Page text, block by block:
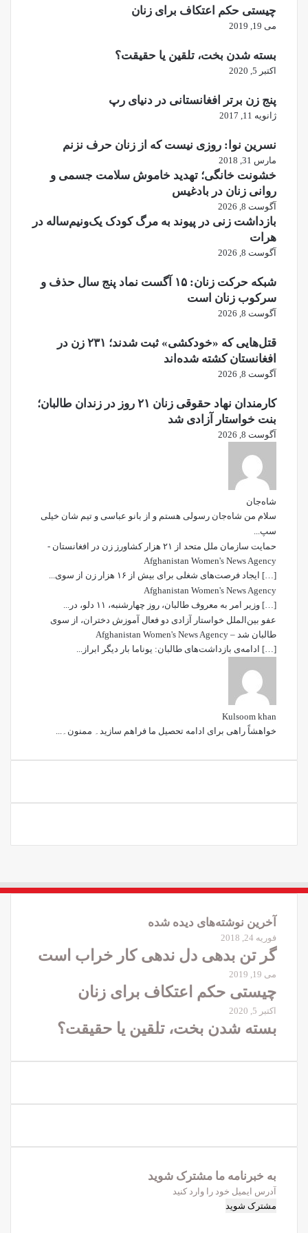
چیستی حکم اعتکاف برای زنان
می 19, 2019
بسته شدن بخت، تلقین یا حقیقت؟
اکتبر 5, 2020
پنج زن برتر افغانستانی در دنیای رپ
ژانویه 11, 2017
نسرین نوا: روزی نیست که از زنان حرف نزنم
مارس 31, 2018
خشونت خانگی؛ تهدید خاموش سلامت جسمی و
روانی زنان در بادغیس
آگوست 8, 2026
بازداشت زنی در پیوند به مرگ کودک یک‌ونیم‌ساله در
هرات
آگوست 8, 2026
شبکه حرکت زنان: ۱۵ آگست نماد پنج سال حذف و
سرکوب زنان است
آگوست 8, 2026
قتل‌هایی که «خودکشی» ثبت شدند؛ ۲۳۱ زن در
افغانستان کشته شده‌اند
آگوست 8, 2026
کارمندان نهاد حقوقی زنان ۲۱ روز در زندان طالبان؛
بنت خواستار آزادی شد
آگوست 8, 2026
شاه‌جان
سلام من شاه‌جان رسولی هستم و از بانو عباسی و تیم شان خیلی
سپ...
حمایت سازمان ملل متحد از ۲۱ هزار کشاورز زن در افغانستان -
Afghanistan Women's News Agency
[…] ایجاد فرصت‌های شغلی برای بیش از ۱۶ هزار زن از سوی...
Afghanistan Women's News Agency
[…] وزیر امر به معروف طالبان، روز چهارشنبه، ۱۱ دلو، در...
عفو بین‌الملل خواستار آزادی دو فعال آموزش دختران، از سوی
طالبان شد – Afghanistan Women's News Agency
[…] ادامه‌ی بازداشت‌های طالبان: یوناما بار دیگر ابراز...
Kulsoom khan
خواھشاً راھی برای ادامه تحصیل ما فراھم سازید۔ ممنون۔...
آخرین نوشته‌های دیده شده
فوریه 24, 2018
گر تن بدهی دل ندهی کار خراب است
می 19, 2019
چیستی حکم اعتکاف برای زنان
اکتبر 5, 2020
بسته شدن بخت، تلقین یا حقیقت؟
به خبرنامه‌‌ ما مشترک شوید
آدرس
ایمیل